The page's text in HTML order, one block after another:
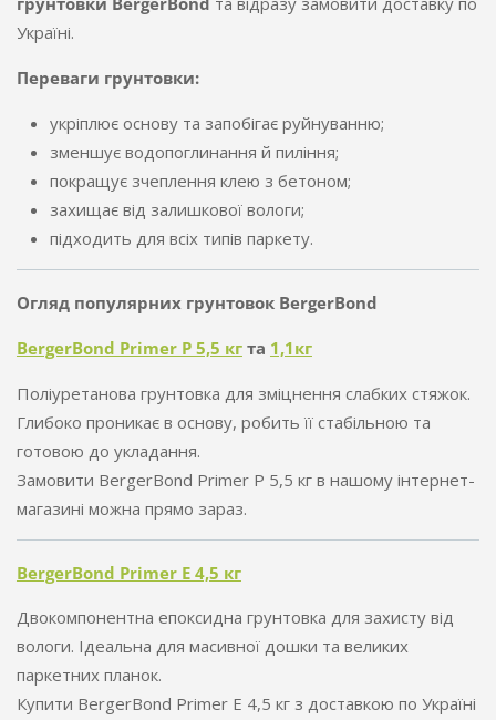
Україні.
Переваги грунтовки:
укріплює основу та запобігає руйнуванню;
зменшує водопоглинання й пиління;
покращує зчеплення клею з бетоном;
захищає від залишкової вологи;
підходить для всіх типів паркету.
Огляд популярних грунтовок BergerBond
BergerBond Primer P 5,5 кгта 1,1кг
Поліуретанова грунтовка для зміцнення слабких стяжок.
Глибоко проникає в основу, робить її стабільною та
готовою до укладання.
Замовити BergerBond Primer P 5,5 кг в нашому інтернет-
магазині можна прямо зараз.
BergerBond Primer E 4,5 кг
Двокомпонентна епоксидна грунтовка для захисту від
вологи. Ідеальна для масивної дошки та великих
паркетних планок.
Купити BergerBond Primer E 4,5 кг з доставкою по Україні